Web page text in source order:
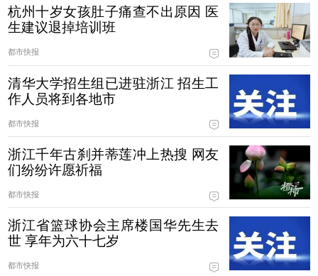
杭州十岁女孩肚子痛查不出原因 医
生建议退掉培训班
都市快报
清华大学招生组已进驻浙江 招生工
作人员将到各地市
都市快报
浙江千年古刹并蒂莲冲上热搜 网友
们纷纷许愿祈福
都市快报
浙江省篮球协会主席楼国华先生去
世 享年为六十七岁
都市快报